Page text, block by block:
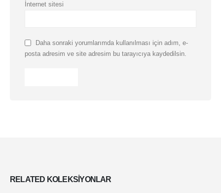
İnternet sitesi
Daha sonraki yorumlarımda kullanılması için adım, e-
posta adresim ve site adresim bu tarayıcıya kaydedilsin.
RELATED KOLEKSIYONLAR